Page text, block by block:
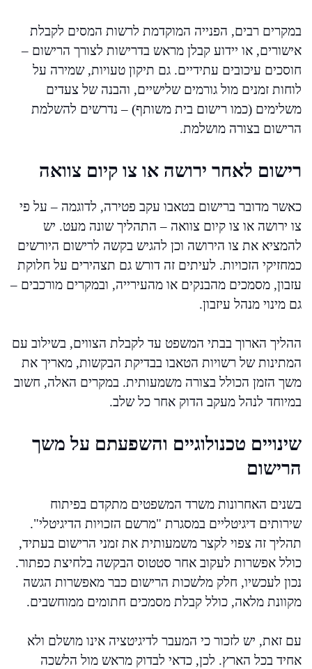
במקרים רבים, הפנייה המוקדמת לרשות המסים לקבלת
אישורים, או יידוע קבלן מראש בדרישות לצורך הרישום –
חוסכים עיכובים עתידיים. גם תיקון טעויות, שמירה על
לוחות זמנים מול גורמים שלישיים, והבנה של צעדים
משלימים (כמו רישום בית משותף) – נדרשים להשלמת
הרישום בצורה מושלמת.
רישום לאחר ירושה או צו קיום צוואה
כאשר מדובר ברישום בטאבו עקב פטירה, לדוגמה – על פי
צו ירושה או צו קיום צוואה – התהליך שונה מעט. יש
להמציא את צו הירושה וכן להגיש בקשה לרישום היורשים
כמחזיקי הזכויות. לעיתים זה דורש גם תצהירים על חלוקת
עזבון, מסמכים מהבנקים או מהעירייה, ובמקרים מורכבים –
גם מינוי מנהל עיזבון.
ההליך הארוך בבתי המשפט עד לקבלת הצווים, בשילוב עם
המתינות של רשויות הטאבו בבדיקת הבקשות, מאריך את
משך הזמן הכולל בצורה משמעותית. במקרים האלה, חשוב
במיוחד לנהל מעקב הדוק אחר כל שלב.
שינויים טכנולוגיים והשפעתם על משך
הרישום
בשנים האחרונות משרד המשפטים מתקדם בפיתוח
שירותים דיגיטליים במסגרת "מרשם הזכויות הדיגיטלי".
תהליך זה צפוי לקצר משמעותית את זמני הרישום בעתיד,
כולל אפשרות לעקוב אחר סטטוס הבקשה בלחיצת כפתור.
נכון לעכשיו, חלק מלשכות הרישום כבר מאפשרות הגשה
מקוונת מלאה, כולל קבלת מסמכים חתומים ממוחשבים.
עם זאת, יש לזכור כי המעבר לדיגיטציה אינו מושלם ולא
אחיד בכל הארץ. לכן, כדאי לבדוק מראש מול הלשכה